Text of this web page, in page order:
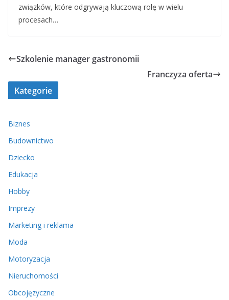
związków, które odgrywają kluczową rolę w wielu
procesach…
Szkolenie manager gastronomii
Franczyza oferta
Kategorie
Biznes
Budownictwo
Dziecko
Edukacja
Hobby
Imprezy
Marketing i reklama
Moda
Motoryzacja
Nieruchomości
Obcojęzyczne